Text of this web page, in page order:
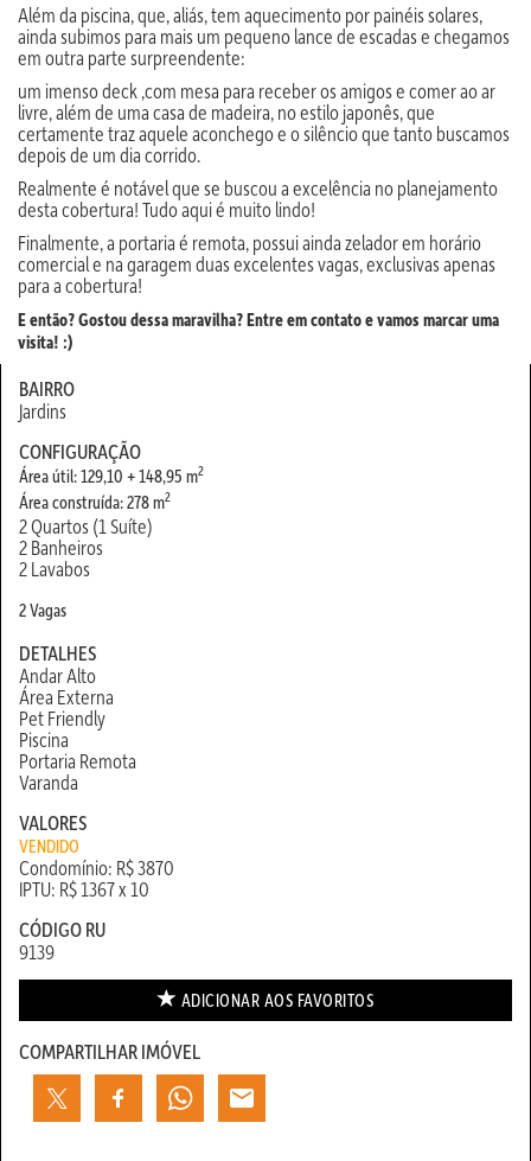
Além da piscina, que, aliás, tem aquecimento por painéis solares,
ainda subimos para mais um pequeno lance de escadas e chegamos
em outra parte surpreendente:
um imenso deck ,com mesa para receber os amigos e comer ao ar
livre, além de uma casa de madeira, no estilo japonês, que
certamente traz aquele aconchego e o silêncio que tanto buscamos
depois de um dia corrido.
Realmente é notável que se buscou a excelência no planejamento
desta cobertura! Tudo aqui é muito lindo!
Finalmente, a portaria é remota, possui ainda zelador em horário
comercial e na garagem duas excelentes vagas, exclusivas apenas
para a cobertura!
E então? Gostou dessa maravilha? Entre em contato e vamos marcar uma
visita! :)
BAIRRO
Jardins
CONFIGURAÇÃO
Área útil: 129,10 + 148,95 m2
Área construída: 278 m2
2 Quartos (1 Suíte)
2 Banheiros
2 Lavabos
2 Vagas
DETALHES
Andar Alto
Área Externa
Pet Friendly
Piscina
Portaria Remota
Varanda
VALORES
VENDIDO
Condomínio: R$ 3870
IPTU: R$ 1367 x 10
CÓDIGO RU
9139
ADICIONAR AOS FAVORITOS
COMPARTILHAR IMÓVEL